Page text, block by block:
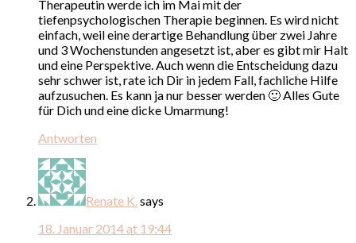
Therapeutin werde ich im Mai mit der
tiefenpsychologischen Therapie beginnen. Es wird nicht
einfach, weil eine derartige Behandlung über zwei Jahre
und 3 Wochenstunden angesetzt ist, aber es gibt mir Halt
und eine Perspektive. Auch wenn die Entscheidung dazu
sehr schwer ist, rate ich Dir in jedem Fall, fachliche Hilfe
aufzusuchen. Es kann ja nur besser werden 🙂 Alles Gute
für Dich und eine dicke Umarmung!
Antworten
Renate K. says
18. Januar 2014 at 19:44